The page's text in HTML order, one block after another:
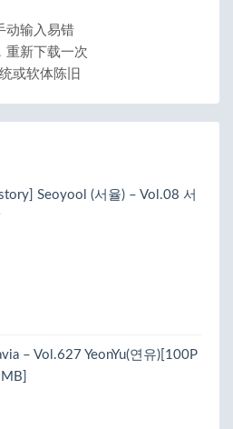
动输入易错
重新下载一次
或软体陈旧
Seoyool (서율) – Vol.08 서
– Vol.627 YeonYu(연유)[100P